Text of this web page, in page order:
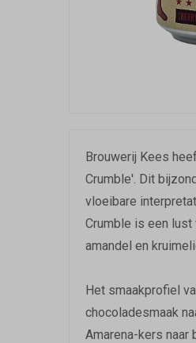
Brouwerij Kees
Crumble'. Dit
vloeibare
Crumble is een lust
amandel en
Het smaakprofiel
chocoladesmaak
Amarena-kers naar